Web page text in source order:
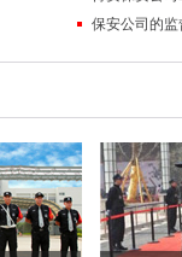
保安公司的监